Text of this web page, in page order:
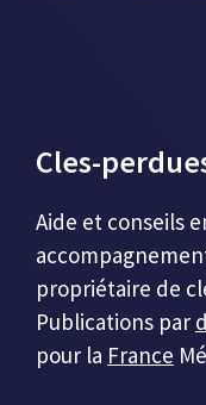
Cles-
Aide et conseils
propriétaire de
Publications par
pour la France